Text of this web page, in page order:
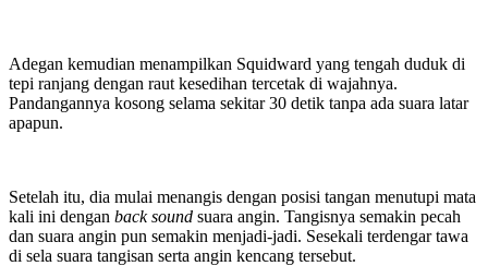
Adegan kemudian menampilkan Squidward yang tengah duduk di
tepi ranjang dengan raut kesedihan tercetak di wajahnya.
Pandangannya kosong selama sekitar 30 detik tanpa ada suara latar
apapun.
Setelah itu, dia mulai menangis dengan posisi tangan menutupi mata
kali ini dengan back sound suara angin. Tangisnya semakin pecah
dan suara angin pun semakin menjadi-jadi. Sesekali terdengar tawa
di sela suara tangisan serta angin kencang tersebut.